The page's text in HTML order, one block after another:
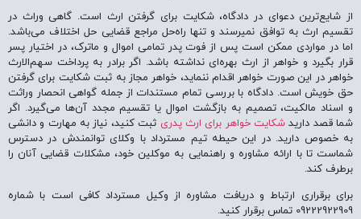
از شایع‌ترین دعوای در دادگاه، شکایت برای گرفتن ارث است. گاهی وراث در
تقسیم ارث به توافق نمیر‌سند و تنها راه‌حل مراجع قضایی حل اختلاف می‌باشد.
اما در مواردی ممکن است پس از فوت پدر تمامی اموال و ماترک، در اختیار پسر
قرار بگیرد و خواهر از ارث بهره‌ای نداشته باشد. اگر برادر به پرداخت سهم‌الارث
خواهر در این صورت خواهر اقدام ننماید، خواهر مجاز به ثبت شکایت برای گرفتن
حق خویش است. دادگاه با بررسی تمام مستندات از جمله گواهی انحصار وراثت
و اسناد مالکیت، تصمیم به بازگشت اموال یا تقسیم مجدد آن‌ها می‌گیرد. اگر
شما قصد داریدشکایت خواهر برای ارث پدری ثبت کنید، نیاز به مهارت و دانشی
به خصوص دارید. در این حیطه تیم مسترداد با وکلای توانمندش در دسترس
شماست تا با ارائه مشاوره و راهنمایی به موکلین خود، مشکلات قضایی آنان را
برطرف کند.
برای برقراری ارتباط و دریافت مشاوره از وکیل مسترداد کافی است با شماره
09222922909 تماس برقرار کنید.